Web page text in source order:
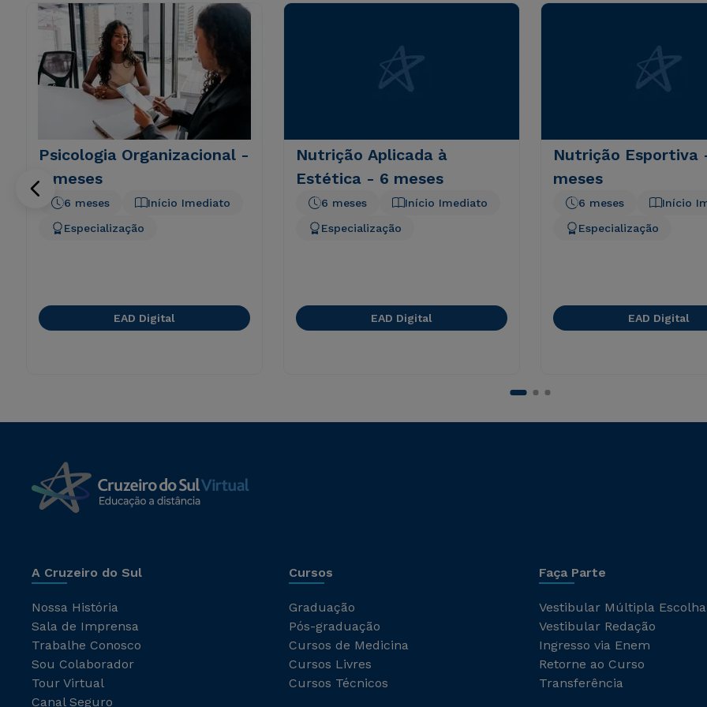
Psicologia Organizacional -
6 meses
Início Imediato
6 meses
Especialização
EAD Digital
Nutrição Aplicada à
Estética - 6 meses
Início Imediato
6 meses
Especialização
EAD Digital
Nutrição Esportiva
meses
Início
6 meses
Especialização
EAD Digital
A Cruzeiro do Sul
Nossa História
Sala de Imprensa
Trabalhe Conosco
Sou Colaborador
Tour Virtual
Canal Seguro
Cursos
Graduação
Pós-graduação
Cursos de Medicina
Cursos Livres
Cursos Técnicos
Faça Parte
Vestibular Múltipla Escolha
Vestibular Redação
Ingresso via Enem
Retorne ao Curso
Transferência